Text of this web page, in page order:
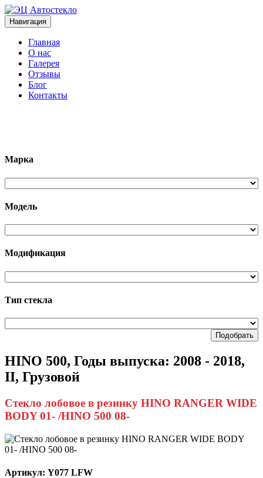
Навигация
Главная
О нас
Галерея
Отзывы
Блог
Контакты
Марка
Модель
Модификация
Тип стекла
Подобрать
HINO 500, Годы выпуска: 2008 - 2018,
II, Грузовой
Стекло лобовое в резинку HINO RANGER WIDE
BODY 01- /HINO 500 08-
Артикул: Y077 LFW